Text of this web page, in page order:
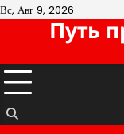
Перейти
содержимому
Вс, Авг 9, 2026
Путь